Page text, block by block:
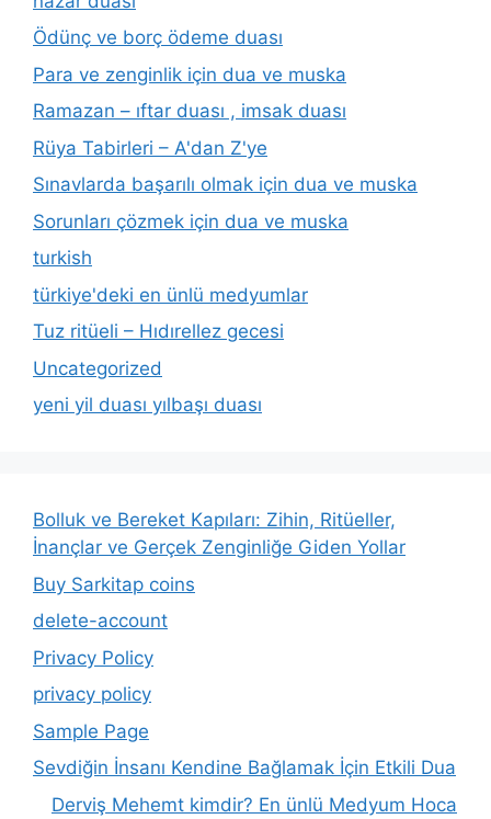
Ödünç ve borç ödeme duası
Para ve zenginlik için dua ve muska
Ramazan – ıftar duası , imsak duası
Rüya Tabirleri – A'dan Z'ye
Sınavlarda başarılı olmak için dua ve muska
Sorunları çözmek için dua ve muska
turkish
türkiye'deki en ünlü medyumlar
Tuz ritüeli – Hıdırellez gecesi
Uncategorized
yeni yil duası yılbaşı duası
Bolluk ve Bereket Kapıları: Zihin, Ritüeller,
İnançlar ve Gerçek Zenginliğe Giden Yollar
Buy Sarkitap coins
delete-account
Privacy Policy
privacy policy
Sample Page
Sevdiğin İnsanı Kendine Bağlamak İçin Etkili Dua
Derviş Mehemt kimdir? En ünlü Medyum Hoca